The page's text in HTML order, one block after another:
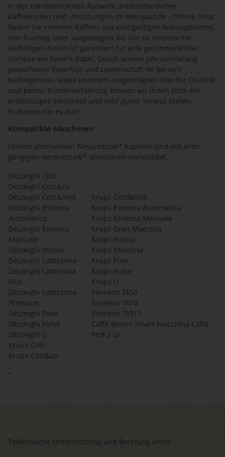
In der handverlesenen Auswahl unterschiedlicher
Kaffeesorten und -mischungen im meinpad.de - Online Shop
finden Sie erlesene Kaffees aus einzigartigen Anbaugebieten.
Von fruchtig, über ausgewogen, bis hin zu intensiv mit
vielfältigen Noten ist garantiert für jede geschmackliche
Vorliebe ein Favorit dabei. Durch unsere jahrzehntelang
gewachsene Expertise und Leidenschaft im Bereich
Kaffeegenuss, sowie unserem ausgeprägten Sinn für Qualität
und bester Kundenerfahrung können wir Ihnen stets ein
erstklassiges Sortiment und sehr guten Service bieten.
Probieren Sie es aus!
Kompatible Maschinen
Unsere alternativen Nespresso®* Kapseln sind mit allen
gängigen Nespresso®*-Maschinen kompatibel.
DéLonghi Citiz
DéLonghi Citiz&co
DéLonghi Citiz&milk
DéLonghi Essenza
Automatica
DéLonghi Essenza
Manuale
DéLonghi Inissia
DéLonghi Lattissima
DéLonghi Lattissima
Plus
DéLonghi Lattissima
Premium
DéLonghi Pixie
DéLonghi Pulse
DéLonghi U
Krups Citiz
Krups Citiz&co
Krups Citiz&milk
Krups Essenza Automatica
Krups Essenza Manuale
Krups Gran Maestria
Krups Inissia
Krups Maestria
Krups Pixie
Krups Pulse
Krups U
Siemens Tk50
Siemens Tk70
Siemens Tk911
Caffè Bonini Smart Macchina Caffé -
Prof 2 Gr
"
Telefonische Unterstützung und Beratung unter: